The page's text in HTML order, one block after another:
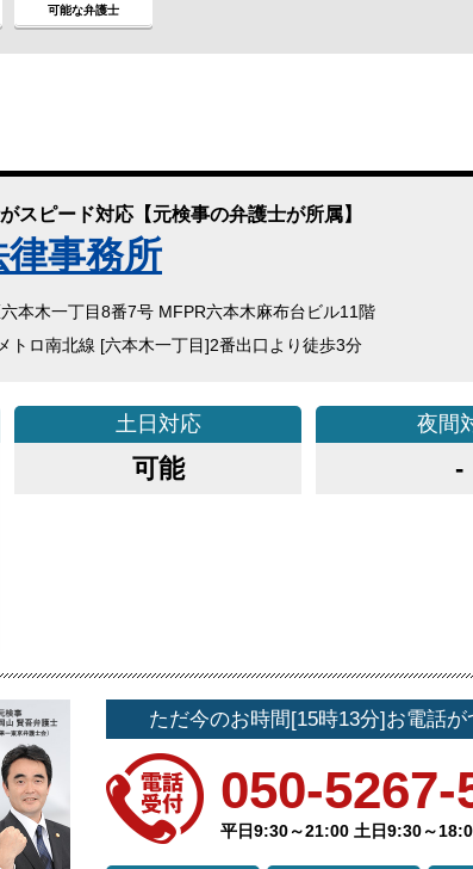
可能な弁護士
スピード対応【元検事の弁護士が所属】
事務所
本木一丁目8番7号 MFPR六本木麻布台ビル11階
トロ南北線 [六本木一丁目]2番出口より徒歩3分
土日 対応
可能
夜間
-
050-5267-
ただ今のお時間[15時13分]お電話が
平日9:30～21:00 土日9:30～